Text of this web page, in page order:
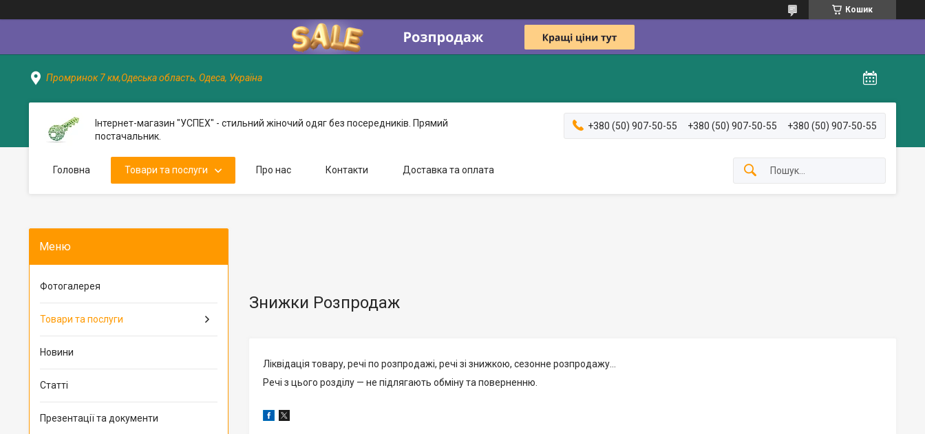
Кошик
Промринок 7 км,Одеська область, Одеса, Україна
Інтернет-магазин "УСПЕХ" - стильний жіночий одяг без посередників. Прямий
постачальник.
+380 (50) 907-50-55 +380 (50) 907-50-55 +380 (50) 907-50-55
Головна Товари та послуги Про нас Контакти Доставка та оплата
Знижки Розпродаж
Ліквідація товару, речі по розпродажі, речі зі знижкою, сезонне розпродажу...
Речі з цього розділу — не підлягають обміну та поверненню.
Фотогалерея
Товари та послуги
Новини
Статті
Презентації та документи